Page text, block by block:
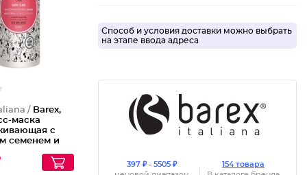
/ Barex,
маска
с
семенем и
1000 мл
Способ и условия доставки можно выбрать
на этапе ввода адреса
397 ₽ - 5505 ₽
154 товара